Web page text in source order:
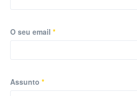
O seu email *
Assunto *